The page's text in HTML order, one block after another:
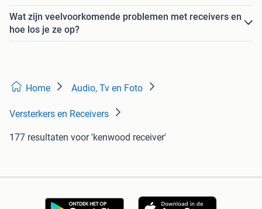
Wat zijn veelvoorkomende problemen met receivers en
hoe los je ze op?
Home Audio, Tv en Foto
Versterkers en Receivers
177 resultaten voor 'kenwood receiver'